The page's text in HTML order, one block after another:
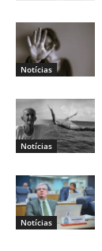
Notícias
Notícias
Notícias